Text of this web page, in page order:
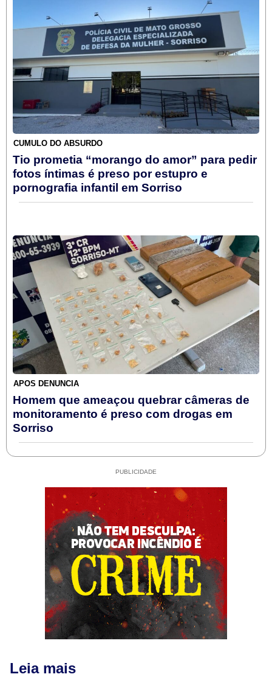
CÚMULO DO ABSURDO
Tio prometia “morango do amor” para pedir
fotos íntimas é preso por estupro e
pornografia infantil em Sorriso
APÓS DENÚNCIA
Homem que ameaçou quebrar câmeras de
monitoramento é preso com drogas em
Sorriso
PUBLICIDADE
Leia mais